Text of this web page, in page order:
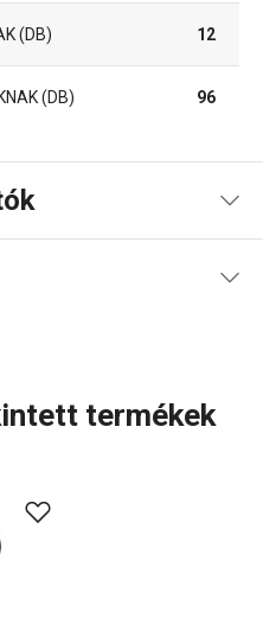
(DB) 12
(DB) 96
információk
minden sütni
különböző méretű
és anyagú
termékek